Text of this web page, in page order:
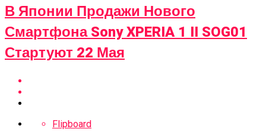
В Японии Продажи Нового
Смартфона Sony XPERIA 1 II SOG01
Стартуют 22 Мая
Flipboard